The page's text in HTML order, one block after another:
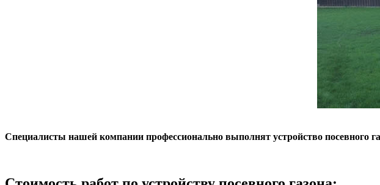
Специалисты нашей компании профессионально выполнят устройство